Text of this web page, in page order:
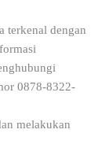
terkenal dengan
0878-8322-
melakukan